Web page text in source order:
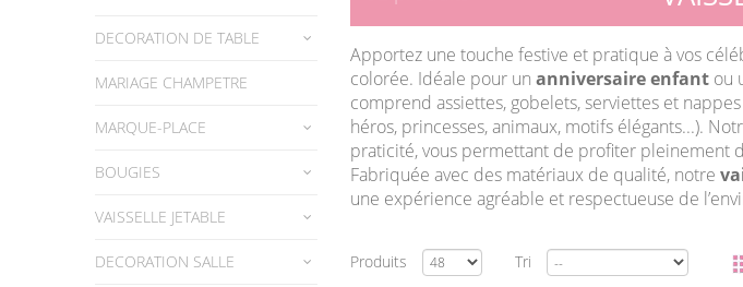
DECORATION DE TABLE
MARIAGE CHAMPETRE
MARQUE-PLACE
BOUGIES
VAISSELLE JETABLE
DECORATION SALLE
Apportez une touche festive et pratique à vos
colorée. Idéale pour un anniversaire enfant ou
comprend assiettes, gobelets, serviettes et
héros, princesses, animaux, motifs élégants...).
praticité, vous permettant de profiter pleinement
Fabriquée avec des matériaux de qualité, notre
une expérience agréable et respectueuse de
Produits Tri